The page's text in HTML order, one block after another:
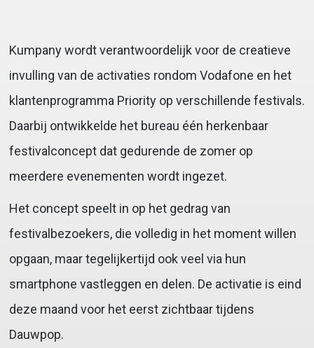
Kumpany wordt verantwoordelijk voor de creatieve
invulling van de activaties rondom Vodafone en het
klantenprogramma Priority op verschillende festivals.
Daarbij ontwikkelde het bureau één herkenbaar
festivalconcept dat gedurende de zomer op
meerdere evenementen wordt ingezet.
Het concept speelt in op het gedrag van
festivalbezoekers, die volledig in het moment willen
opgaan, maar tegelijkertijd ook veel via hun
smartphone vastleggen en delen. De activatie is eind
deze maand voor het eerst zichtbaar tijdens
Dauwpop.